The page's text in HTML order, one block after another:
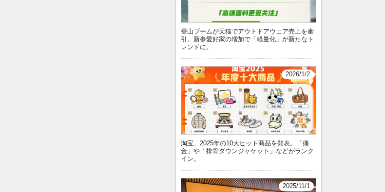
登山ブームが天猫でアウトドアウェア売上を牽
引。新参愛好家の増加で「軽量化」が新たなト
レンドに。
2026/1/2
淘宝、2025年の10大ヒット商品を発表。「痛
金」や「排骨ダウンジャケット」などがランク
イン。
2025/11/1